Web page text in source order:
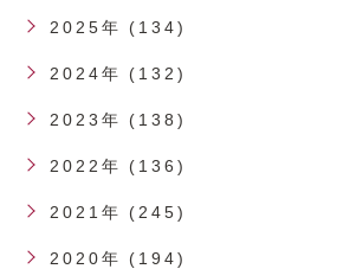
2025年 (134)
2024年 (132)
2023年 (138)
2022年 (136)
2021年 (245)
2020年 (194)